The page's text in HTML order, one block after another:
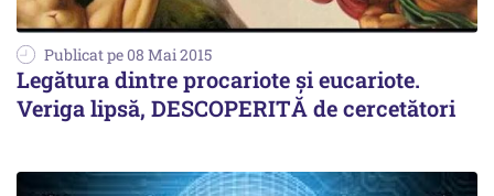
Publicat pe 08 Mai 2015
Legătura dintre procariote și eucariote.
Veriga lipsă, DESCOPERITĂ de cercetători